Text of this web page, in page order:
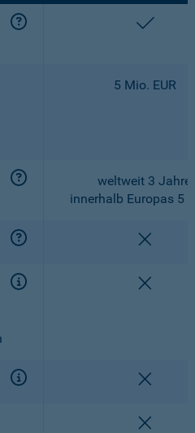
5 Mio. EUR
weltweit 3 Jahre,
innerhalb Europas 5